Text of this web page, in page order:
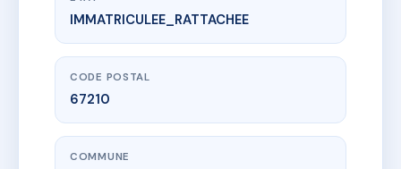
www.vme.plus/AE0117184
LES TERRASSES DU MONT
Rue de Pully
IMMATRICULEE_RATTACHEE
CODE POSTAL
67210
COMMUNE